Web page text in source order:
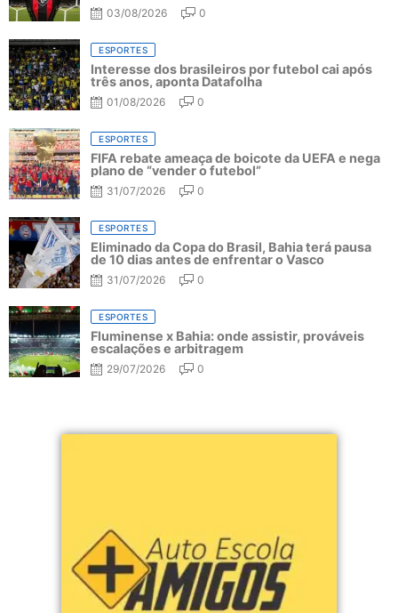
03/08/2026 0
ESPORTES
Interesse dos brasileiros por futebol cai após
três anos, aponta Datafolha
01/08/2026 0
ESPORTES
FIFA rebate ameaça de boicote da UEFA e nega
plano de “vender o futebol”
31/07/2026 0
ESPORTES
Eliminado da Copa do Brasil, Bahia terá pausa
de 10 dias antes de enfrentar o Vasco
31/07/2026 0
ESPORTES
Fluminense x Bahia: onde assistir, prováveis
escalações e arbitragem
29/07/2026 0